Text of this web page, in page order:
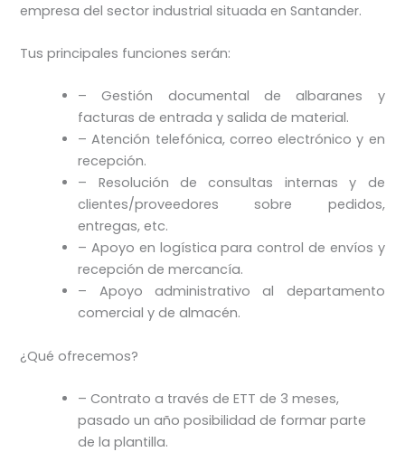
empresa del sector industrial situada en Santander.
Tus principales funciones serán:
– Gestión documental de albaranes y
facturas de entrada y salida de material.
– Atención telefónica, correo electrónico y en
recepción.
– Resolución de consultas internas y de
clientes/proveedores sobre pedidos,
entregas, etc.
– Apoyo en logística para control de envíos y
recepción de mercancía.
– Apoyo administrativo al departamento
comercial y de almacén.
¿Qué ofrecemos?
– Contrato a través de ETT de 3 meses,
pasado un año posibilidad de formar parte
de la plantilla.